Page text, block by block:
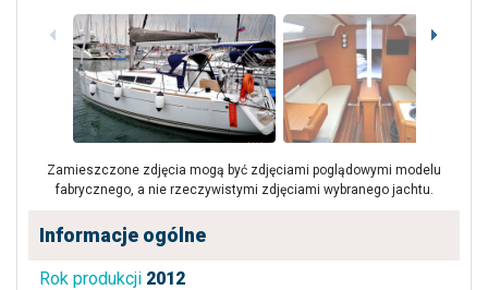
Zamieszczone zdjęcia mogą być zdjęciami poglądowymi modelu
fabrycznego, a nie rzeczywistymi zdjęciami wybranego jachtu.
Informacje ogólne
Rok produkcji 2012